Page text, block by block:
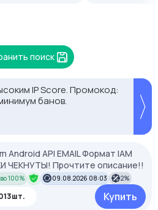
поиск
платежей
💚 Подберём под ваши
- 20% на всё!
IP Score. Промокод:
банов.
Android API EMAIL Формат IAM
ЧЕКНУТЫ! Прочтите описание!!
100% 09.08.2026 08:03 2%
Купить